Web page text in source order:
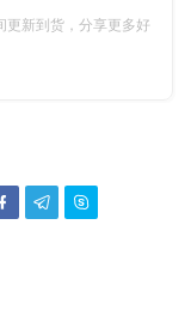
更新到货，分享更多好
  